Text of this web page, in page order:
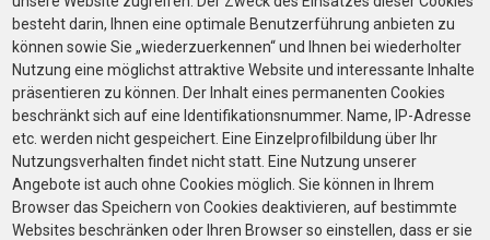
besteht darin, Ihnen eine optimale Benutzerführung anbieten zu
können sowie Sie „wiederzuerkennen“ und Ihnen bei wiederholter
Nutzung eine möglichst attraktive Website und interessante Inhalte
präsentieren zu können. Der Inhalt eines permanenten Cookies
beschränkt sich auf eine Identifikationsnummer. Name, IP-Adresse
etc. werden nicht gespeichert. Eine Einzelprofilbildung über Ihr
Nutzungsverhalten findet nicht statt. Eine Nutzung unserer
Angebote ist auch ohne Cookies möglich. Sie können in Ihrem
Browser das Speichern von Cookies deaktivieren, auf bestimmte
Websites beschränken oder Ihren Browser so einstellen, dass er sie